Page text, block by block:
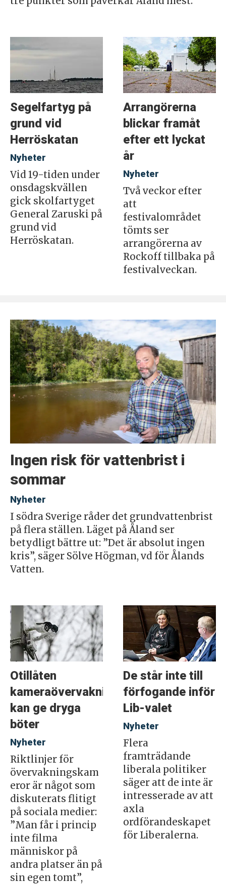
Segelfartyg på
grund vid
Herröskatan
Nyheter
Vid 19-tiden under
onsdagskvällen
gick skolfartyget
General Zaruski på
grund vid
Herröskatan.
Arrangörerna
blickar framåt
efter ett lyckat
år
Nyheter
Två veckor efter
att
festivalområdet
tömts ser
arrangörerna av
Rockoff tillbaka på
festivalveckan.
Ingen risk för vattenbrist i
sommar
Nyheter
I södra Sverige råder det grundvattenbrist
på flera ställen. Läget på Åland ser
betydligt bättre ut: ”Det är absolut ingen
kris”, säger Sölve Högman, vd för Ålands
Vatten.
Otillåten
kameraövervakning
kan ge dryga
böter
Nyheter
Riktlinjer för
övervakningskam
eror är något som
diskuterats flitigt
på sociala medier:
”Man får i princip
inte filma
människor på
andra platser än på
sin egen tomt”,
De står inte till
förfogande inför
Lib-valet
Nyheter
Flera
framträdande
liberala politiker
säger att de inte är
intresserade av att
axla
ordförandeskapet
för Liberalerna.